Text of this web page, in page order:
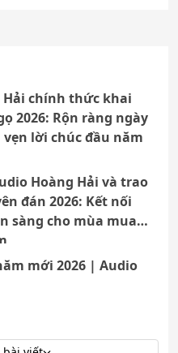
Hải chính thức khai
2026: Rộn ràng ngày
lời chúc đầu năm
Hoàng Hải và trao
đán 2026: Kết nối
sàng cho mùa mua
mới 2026 | Audio